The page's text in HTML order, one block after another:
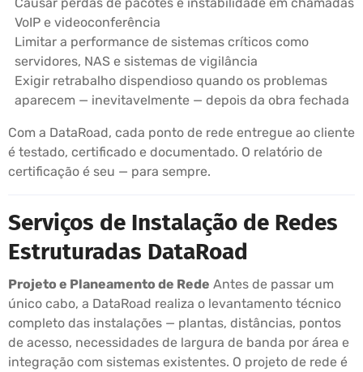
VoIP e videoconferência
Limitar a performance de sistemas críticos como
servidores, NAS e sistemas de vigilância
Exigir retrabalho dispendioso quando os problemas
aparecem — inevitavelmente — depois da obra fechada
Com a DataRoad, cada ponto de rede entregue ao cliente
é testado, certificado e documentado. O relatório de
certificação é seu — para sempre.
Serviços de Instalação de Redes
Estruturadas DataRoad
Projeto e Planeamento de Rede Antes de passar um
único cabo, a DataRoad realiza o levantamento técnico
completo das instalações — plantas, distâncias, pontos
de acesso, necessidades de largura de banda por área e
integração com sistemas existentes. O projeto de rede é